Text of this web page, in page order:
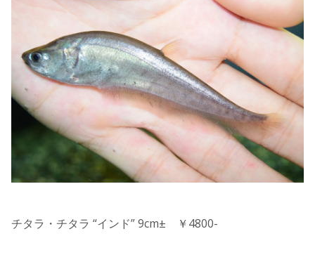
チタラ・チタラ “インド” 9cm± ￥4800-